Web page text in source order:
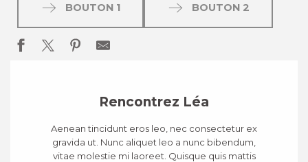
BOUTON 1 BOUTON 2
Rencontrez Léa
Aenean tincidunt eros leo, nec consectetur ex
gravida ut. Nunc aliquet leo a nunc bibendum,
vitae molestie mi laoreet. Quisque quis mattis